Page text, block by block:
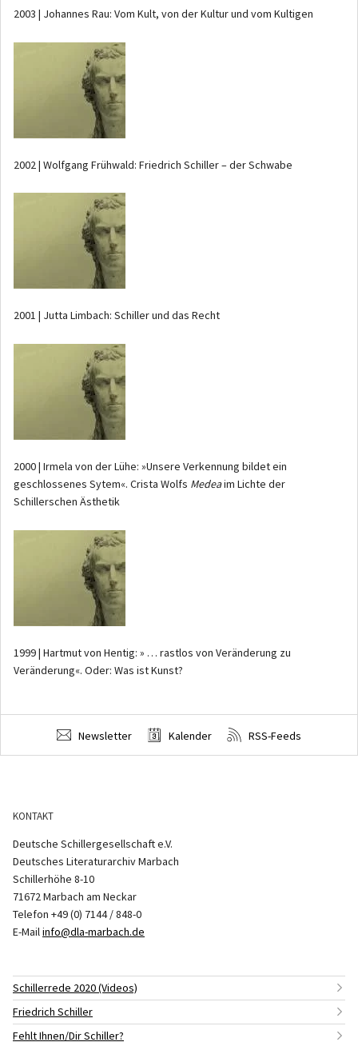
2003 | Johannes Rau: Vom Kult, von der Kultur und vom Kultigen
2002 | Wolfgang Frühwald: Friedrich Schiller – der Schwabe
2001 | Jutta Limbach: Schiller und das Recht
2000 | Irmela von der Lühe: »Unsere Verkennung bildet ein
geschlossenes Sytem«. Crista Wolfs Medeaim Lichte der
Schillerschen Ästhetik
1999 | Hartmut von Hentig: » … rastlos von Veränderung zu
Veränderung«. Oder: Was ist Kunst?
Newsletter Kalender RSS-Feeds
KONTAKT
Deutsche Schillergesellschaft e.V.
Deutsches Literaturarchiv Marbach
Schillerhöhe 8-10
71672 Marbach am Neckar
Telefon +49 (0) 7144 / 848-0
E-Mailinfo@dla-marbach.de
Schillerrede 2020 (Videos)
Friedrich Schiller
Fehlt Ihnen/Dir Schiller?